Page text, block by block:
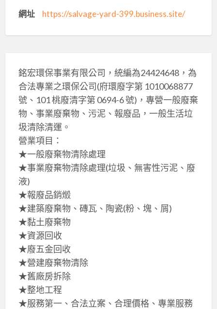
網址 https://salvage-yard-399.business.site/
銘宏環保事業有限公司，統編為24424648，為
合法專業之環保公司(府環廢字第 1010068877
號、101 桃廢清字第 0694-6 號)，專營一般廢棄
物、事業廢棄物、污泥、報廢品，一般生活垃
圾清除清運。
營業項目：
★一般廢棄物清除處理
★事業廢棄物清除處理(垃圾、無害性污泥、廢
液)
★報廢品銷燬
★建築廢棄物、磚瓦、陶瓷(粉、塊、屑)
★黏土廢棄物
★資源回收
★廢五金回收
★營建廢棄物清除
★舊廠房拆除
★整地工程
★服務第一、合法立案、合理價格、專業服務